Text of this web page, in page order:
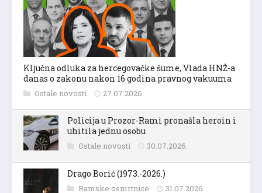
Ključna odluka za hercegovačke šume, Vlada HNŽ-a
danas o zakonu nakon 16 godina pravnog vakuuma
Ostale novosti 27.07.2026.
Policija u Prozor-Rami pronašla heroin i
uhitila jednu osobu
Ostale novosti 30.07.2026.
Drago Borić (1973.-2026.)
Ramske osmrtnice 31.07.2026.